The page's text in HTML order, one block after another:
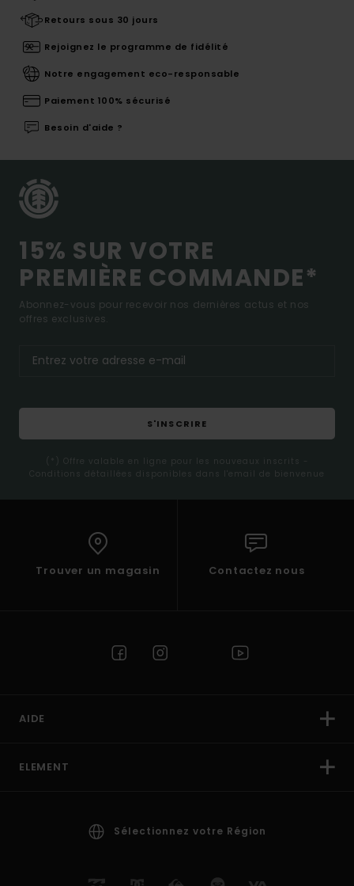
Retours sous 30 jours
Rejoignez le programme de fidélité
Notre engagement eco-responsable
Paiement 100% sécurisé
Besoin d'aide ?
15% SUR VOTRE
PREMIÈRE COMMANDE*
Abonnez-vous pour recevoir nos dernières actus et nos
offres exclusives.
S'INSCRIRE
(*) Offre valable en ligne pour les nouveaux inscrits -
Conditions détaillées disponibles dans l'email de bienvenue
Trouver un magasin Contactez nous
AIDE
ELEMENT
Sélectionnez votre Région